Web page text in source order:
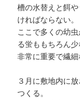
槽の水替えと餌
ければならない。
ここで多くの幼
る蛍ももちろん
非常に重要で繊細
３月に敷地内に
つくる。